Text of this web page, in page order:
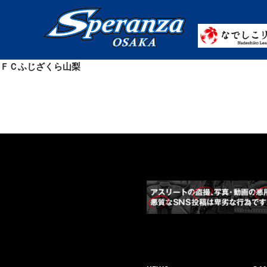
ＦＣふじざくら山梨